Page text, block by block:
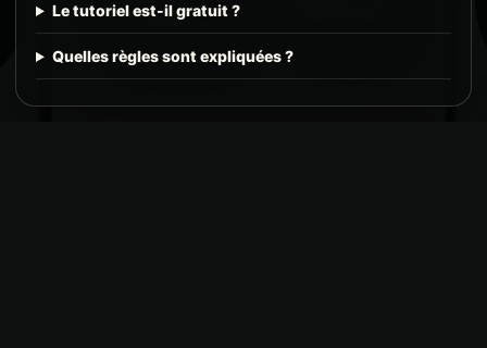
Le tutoriel est-il gratuit ?
Quelles règles sont expliquées ?